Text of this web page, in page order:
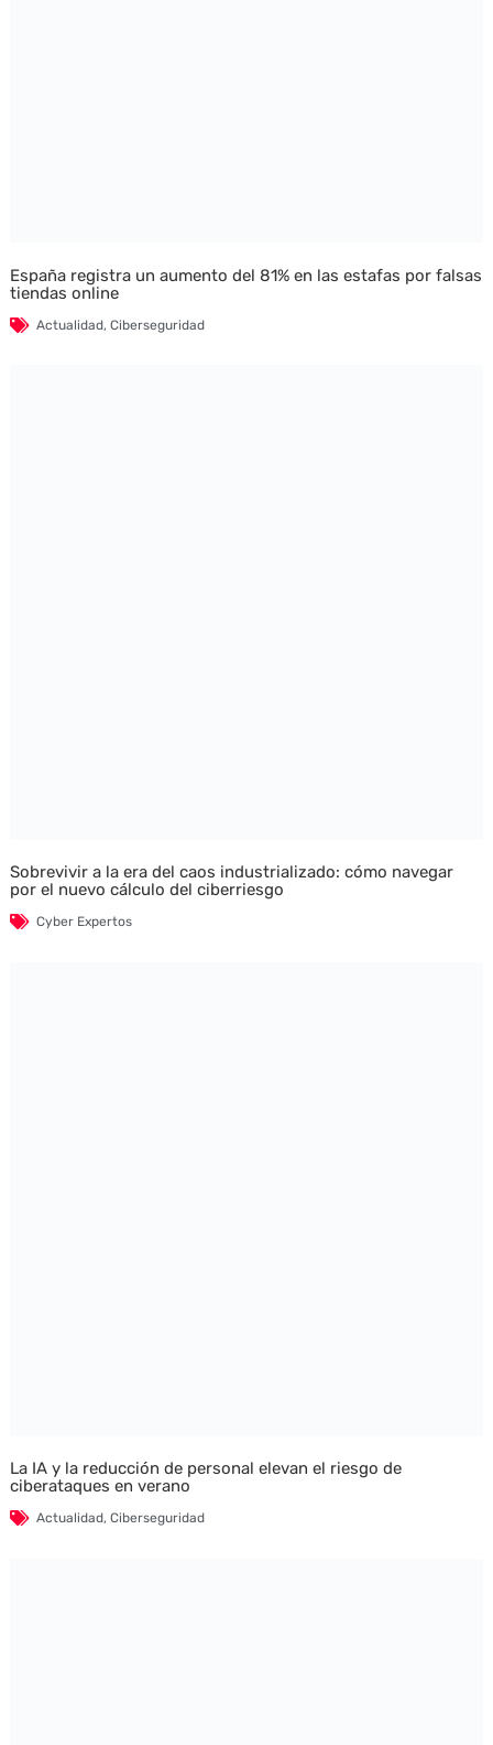
España registra un aumento del 81% en las estafas por falsas
tiendas online
Actualidad, Ciberseguridad
Sobrevivir a la era del caos industrializado: cómo navegar
por el nuevo cálculo del ciberriesgo
Cyber Expertos
La IA y la reducción de personal elevan el riesgo de
ciberataques en verano
Actualidad, Ciberseguridad